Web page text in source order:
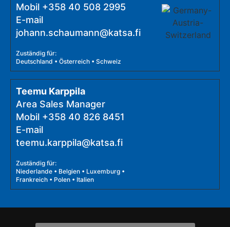
Mobil +358 40 508 2995
E-mail
johann.schaumann@katsa.fi
Zuständig für:
Deutschland • Österreich • Schweiz
Teemu Karppila
Area Sales Manager
Mobil +358 40 826 8451
E-mail
teemu.karppila@katsa.fi
Zuständig für:
Niederlande • Belgien • Luxemburg •
Frankreich • Polen • Italien